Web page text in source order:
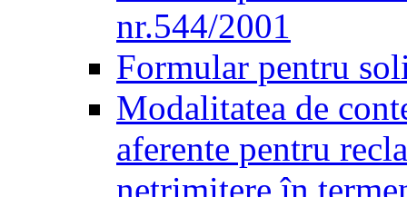
nr.544/2001
Formular pentru
Modalitatea de
aferente pentru